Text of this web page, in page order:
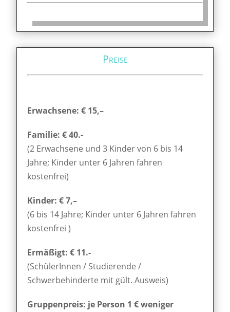
Preise
Erwachsene: € 15,–
Familie: € 40.-
(2 Erwachsene und 3 Kinder von 6 bis 14
Jahre; Kinder unter 6 Jahren fahren
kostenfrei)
Kinder: € 7,–
(6 bis 14 Jahre; Kinder unter 6 Jahren fahren
kostenfrei )
Ermäßigt: € 11.-
(SchülerInnen / Studierende /
Schwerbehinderte mit gült. Ausweis)
Gruppenpreis: je Person 1 € weniger